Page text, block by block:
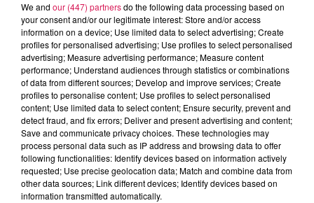
Canal fm
Geoffrey Deloux
La Ligne des Auditeurs
0:00 2 min 57 sec
28 février 2025 - 2 min 57 sec
28.02.2025 - RENCONTRE AVEC LAURINE,
We and our (447) partnersdo the following data processing based on
your consent and/or our legitimate interest: Store and/or access
information on a device; Use limited data to select advertising; Create
profiles for personalised advertising; Use profiles to select personalised
advertising; Measure advertising performance; Measure content
performance; Understand audiences through statistics or combinations
of data from different sources; Develop and improve services; Create
profiles to personalise content; Use profiles to select personalised
content; Use limited data to select content; Ensure security, prevent and
detect fraud, and fix errors; Deliver and present advertising and content;
Save and communicate privacy choices. These technologies may
process personal data such as IP address and browsing data to offer
following functionalities: Identify devices based on information actively
requested; Use precise geolocation data; Match and combine data from
other data sources; Link different devices; Identify devices based on
information transmitted automatically.